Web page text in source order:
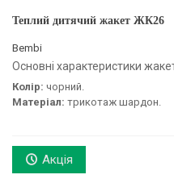
Теплий дитячий жакет ЖК26
Bembi
Основні характеристики
Колір: чорний.
Матеріал: трикотаж шардон.
Акція